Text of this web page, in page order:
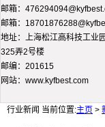
邮箱：
邮箱：
地址：上海松江高科技工业
325弄2号楼
邮编：201615
网站：www.kyfbest.com
行业新闻 当前位置:主页 >